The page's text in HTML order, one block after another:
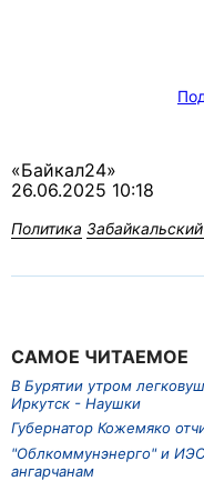
«Байкал24»
26.06.2025 10:18
Политика
САМОЕ ЧИТАЕМОЕ
В Бурятии утром
Иркутск - Наушки
Губернатор Кожемяко
"Облкоммунэнерго" и
ангарчанам